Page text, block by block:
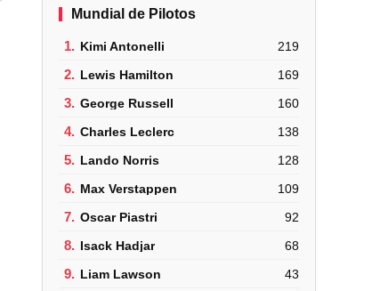
Mundial de Pilotos
1. Kimi Antonelli 219
2. Lewis Hamilton 169
3. George Russell 160
4. Charles Leclerc 138
5. Lando Norris 128
6. Max Verstappen 109
7. Oscar Piastri 92
8. Isack Hadjar 68
9. Liam Lawson 43